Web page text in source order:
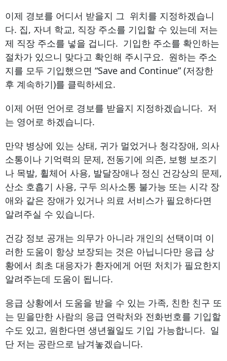
이제 경보를 어디서 받을지 그 위치를 지정하겠습니
다. 집, 자녀 학교, 직장 주소를 기입할 수 있는데 저는
제 직장 주소를 넣을 겁니다. 기입한 주소를 확인하는
절차가 있으니 맞다고 확인해 주시구요. 원하는 주소
지를 모두 기입했으면 “Save and Continue” (저장한
후 계속하기)를 클릭하세요.
이제 어떤 언어로 경보를 받을지 지정하겠습니다. 저
는 영어로 하겠습니다.
만약 병상에 있는 상태, 귀가 멀었거나 청각장애, 의사
소통이나 기억력의 문제, 전동기에 의존, 보행 보조기
나 목발, 휠체어 사용, 발달장애나 정신 건강상의 문제,
산소 호흡기 사용, 구두 의사소통 불가능 또는 시각 장
애와 같은 장애가 있거나 의료 서비스가 필요하다면
알려주실 수 있습니다.
건강 정보 공개는 의무가 아니라 개인의 선택이며 이
러한 도움이 항상 보장되는 것은 아닙니다만 응급 상
황에서 최초 대응자가 환자에게 어떤 처치가 필요한지
알려주는데 도움이 됩니다.
응급 상황에서 도움을 받을 수 있는 가족, 친한 친구 또
는 믿을만한 사람의 응급 연락처와 전화번호를 기입할
수도 있고, 원한다면 생년월일도 기입 가능합니다. 일
단 저는 공란으로 남겨놓겠습니다.